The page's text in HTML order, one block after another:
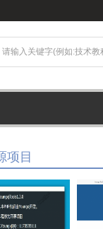
项目